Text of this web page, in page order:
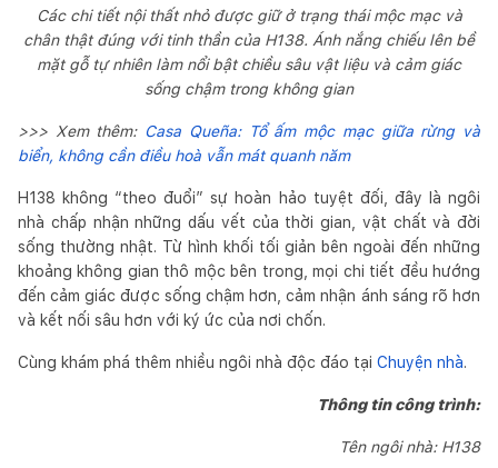
Các chi tiết nội thất nhỏ được giữ ở trạng thái mộc mạc và
chân thật đúng với tinh thần của H138. Ánh nắng chiếu lên bề
mặt gỗ tự nhiên làm nổi bật chiều sâu vật liệu và cảm giác
sống chậm trong không gian
>>> Xem thêm: Casa Queña: Tổ ấm mộc mạc giữa rừng và
biển, không cần điều hoà vẫn mát quanh năm
H138 không “theo đuổi” sự hoàn hảo tuyệt đối, đây là ngôi
nhà chấp nhận những dấu vết của thời gian, vật chất và đời
sống thường nhật. Từ hình khối tối giản bên ngoài đến những
khoảng không gian thô mộc bên trong, mọi chi tiết đều hướng
đến cảm giác được sống chậm hơn, cảm nhận ánh sáng rõ hơn
và kết nối sâu hơn với ký ức của nơi chốn.
Cùng khám phá thêm nhiều ngôi nhà độc đáo tại Chuyện nhà.
Thông tin công trình:
Tên ngôi nhà: H138